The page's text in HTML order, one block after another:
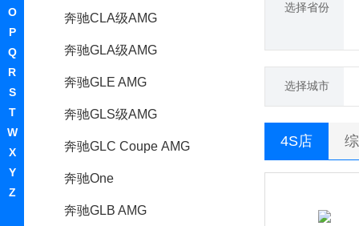
O
P
Q
R
S
T
W
X
Y
Z
奔驰CLA级AMG
奔驰GLA级AMG
奔驰GLE AMG
奔驰GLS级AMG
奔驰GLC Coupe AMG
奔驰One
奔驰GLB AMG
选择省份
选择城市
4S店